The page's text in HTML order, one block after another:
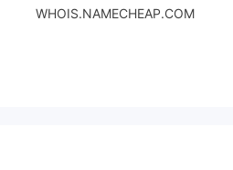
WHOIS.NAMECHEAP.COM